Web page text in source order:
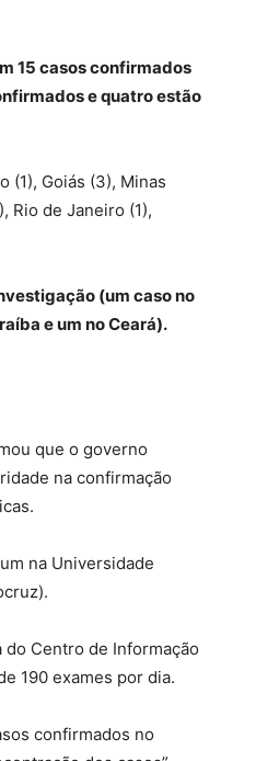
15 casos confirmados
e quatro estão
(1), Goiás (3), Minas
Rio de Janeiro (1),
(um caso no
e um no Ceará).
que o governo
na confirmação
na Universidade
Centro de Informação
190 exames por dia.
confirmados no